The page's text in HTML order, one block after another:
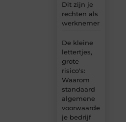
Dit zijn je
rechten als
werknemer
De kleine
lettertjes,
grote
risico's:
Waarom
standaard
algemene
voorwaarden
je bedrijf